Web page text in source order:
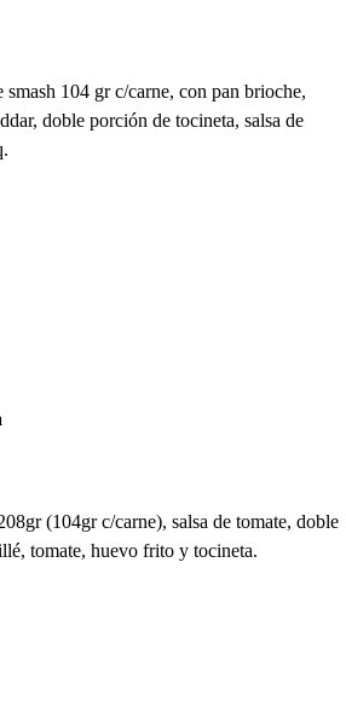
104 gr c/carne, con pan brioche,
doble porción de tocineta, salsa de
(104gr c/carne), salsa de tomate, doble
tomate, huevo frito y tocineta.